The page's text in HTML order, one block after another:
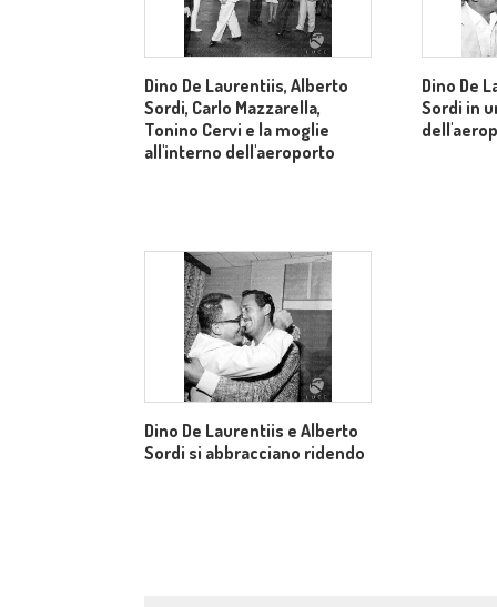
Dino De Laurentiis, Alberto
Sordi, Carlo Mazzarella,
Tonino Cervi e la moglie
all'interno dell'aeroporto
Dino De
Sordi in
Dino De Laurentiis e Alberto
Sordi si abbracciano ridendo